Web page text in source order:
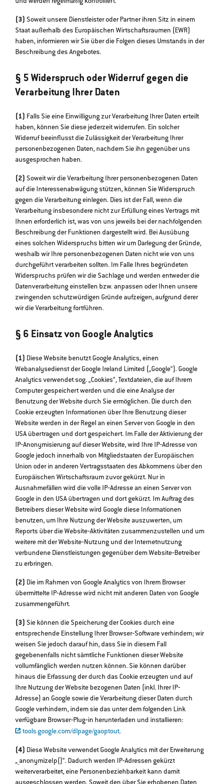
und werden regelmäßig kontrolliert.
(3) Soweit unsere Dienstleister oder Partner ihren Sitz in einem
Staat außerhalb des Europäischen Wirtschaftsraumen (EWR)
haben, informieren wir Sie über die Folgen dieses Umstands in der
Beschreibung des Angebotes.
§ 5 Widerspruch oder Widerruf gegen die
Verarbeitung Ihrer Daten
(1) Falls Sie eine Einwilligung zur Verarbeitung Ihrer Daten erteilt
haben, können Sie diese jederzeit widerrufen. Ein solcher
Widerruf beeinflusst die Zulässigkeit der Verarbeitung Ihrer
personenbezogenen Daten, nachdem Sie ihn gegenüber uns
ausgesprochen haben.
(2) Soweit wir die Verarbeitung Ihrer personenbezogenen Daten
auf die Interessenabwägung stützen, können Sie Widerspruch
gegen die Verarbeitung einlegen. Dies ist der Fall, wenn die
Verarbeitung insbesondere nicht zur Erfüllung eines Vertrags mit
Ihnen erforderlich ist, was von uns jeweils bei der nachfolgenden
Beschreibung der Funktionen dargestellt wird. Bei Ausübung
eines solchen Widerspruchs bitten wir um Darlegung der Gründe,
weshalb wir Ihre personenbezogenen Daten nicht wie von uns
durchgeführt verarbeiten sollten. Im Falle Ihres begründeten
Widerspruchs prüfen wir die Sachlage und werden entweder die
Datenverarbeitung einstellen bzw. anpassen oder Ihnen unsere
zwingenden schutzwürdigen Gründe aufzeigen, aufgrund derer
wir die Verarbeitung fortführen.
§ 6 Einsatz von Google Analytics
(1) Diese Website benutzt Google Analytics, einen
Webanalysedienst der Google Ireland Limited („Google“). Google
Analytics verwendet sog. „Cookies“, Textdateien, die auf Ihrem
Computer gespeichert werden und die eine Analyse der
Benutzung der Website durch Sie ermöglichen. Die durch den
Cookie erzeugten Informationen über Ihre Benutzung dieser
Website werden in der Regel an einen Server von Google in den
USA übertragen und dort gespeichert. Im Falle der Aktivierung der
IP‐Anonymisierung auf dieser Website, wird Ihre IP‐Adresse von
Google jedoch innerhalb von Mitgliedstaaten der Europäischen
Union oder in anderen Vertragsstaaten des Abkommens über den
Europäischen Wirtschaftsraum zuvor gekürzt. Nur in
Ausnahmefällen wird die volle IP‐Adresse an einen Server von
Google in den USA übertragen und dort gekürzt. Im Auftrag des
Betreibers dieser Website wird Google diese Informationen
benutzen, um Ihre Nutzung der Website auszuwerten, um
Reports über die Website‐Aktivitäten zusammenzustellen und um
weitere mit der Website‐Nutzung und der Internetnutzung
verbundene Dienstleistungen gegenüber dem Website‐Betreiber
zu erbringen.
(2) Die im Rahmen von Google Analytics von Ihrem Browser
übermittelte IP‐Adresse wird nicht mit anderen Daten von Google
zusammengeführt.
(3) Sie können die Speicherung der Cookies durch eine
entsprechende Einstellung Ihrer Browser‐Software verhindern; wir
weisen Sie jedoch darauf hin, dass Sie in diesem Fall
gegebenenfalls nicht sämtliche Funktionen dieser Website
vollumfänglich werden nutzen können. Sie können darüber
hinaus die Erfassung der durch das Cookie erzeugten und auf
Ihre Nutzung der Website bezogenen Daten (inkl. Ihrer IP‐
Adresse) an Google sowie die Verarbeitung dieser Daten durch
Google verhindern, indem sie das unter dem folgenden Link
verfügbare Browser‐Plug‐in herunterladen und installieren:
tools.google.com/dlpage/gaoptout.
(4) Diese Website verwendet Google Analytics mit der Erweiterung
„_anonymizeIp()“. Dadurch werden IP‐Adressen gekürzt
weiterverarbeitet, eine Personenbeziehbarkeit kann damit